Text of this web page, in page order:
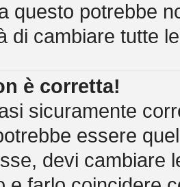
questo potrebbe
di cambiare tutte
è corretta!
sicuramente
essere
devi cambiare